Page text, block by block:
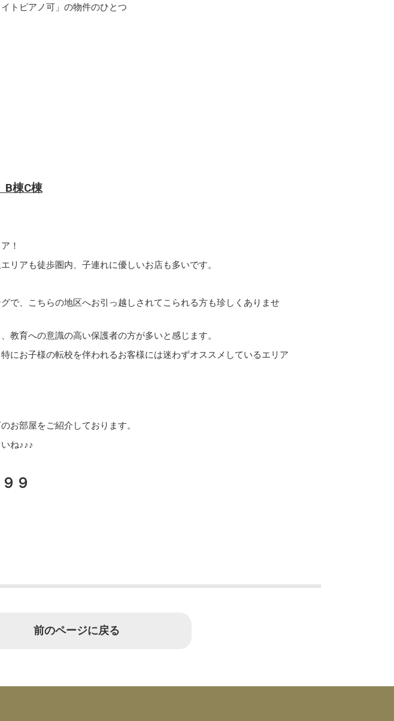
トピアノ可」の物件のひとつ
棟C棟
！
リアも徒歩圏内、子連れに優しいお店も多いです。
で、こちらの地区へお引っ越しされてこられる方も珍しくありませ
教育への意識の高い保護者の方が多いと感じます。
にお子様の転校を伴われるお客様には迷わずオススメしているエリア
お部屋をご紹介しております。
ね♪♪♪
９
前のページに戻る